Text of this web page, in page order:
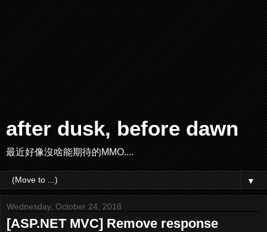
after dusk, before dawn
最近好像沒啥能期待的MMO....
▼
Wednesday, October 24, 2018
[ASP.NET MVC] Remove response